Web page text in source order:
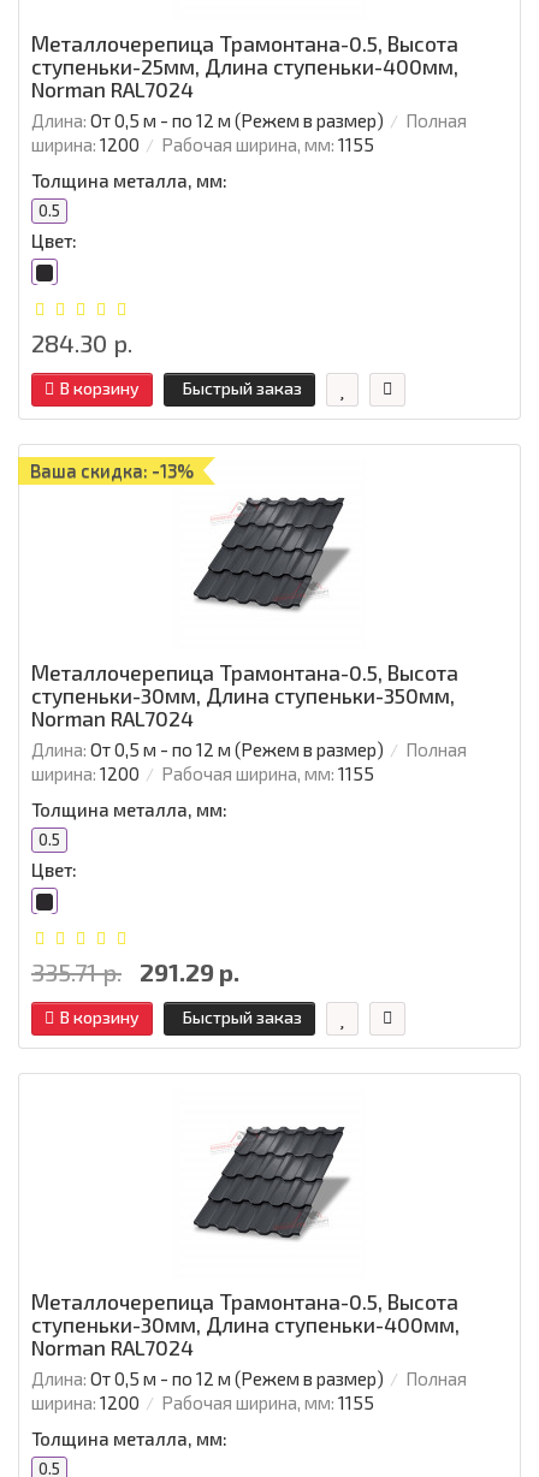
Металлочерепица Трамонтана-0.5, Высота
ступеньки-25мм, Длина ступеньки-400мм,
Norman RAL7024
Длина: От 0,5 м - по 12 м (Режем в размер)
Полная
ширина: 1200 Рабочая ширина, мм: 1155
Толщина металла, мм:
0.5
Цвет:
284.30 р.
В корзину Быстрый заказ
Ваша скидка: -13%
Металлочерепица Трамонтана-0.5, Высота
ступеньки-30мм, Длина ступеньки-350мм,
Norman RAL7024
Длина: От 0,5 м - по 12 м (Режем в размер)
Полная
ширина: 1200 Рабочая ширина, мм: 1155
Толщина металла, мм:
0.5
Цвет:
335.71 р. 291.29 р.
В корзину Быстрый заказ
Металлочерепица Трамонтана-0.5, Высота
ступеньки-30мм, Длина ступеньки-400мм,
Norman RAL7024
Длина: От 0,5 м - по 12 м (Режем в размер)
Полная
ширина: 1200 Рабочая ширина, мм: 1155
Толщина металла, мм:
0.5